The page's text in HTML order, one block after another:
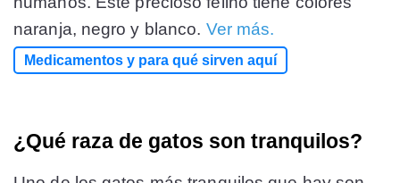
naranja, negro y blanco. Ver más.
Medicamentos y para qué sirven aquí
¿Qué raza de gatos son tranquilos?